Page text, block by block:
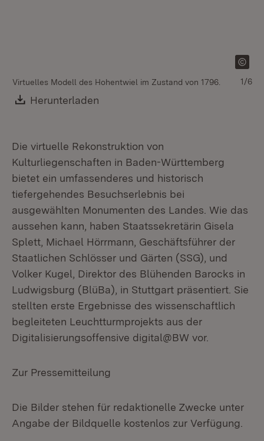
Virtuelles Modell des Hohentwiel im Zustand von 1796.
Download:
Herunterladen
1/6
Die virtuelle Rekonstruktion von
Kulturliegenschaften in Baden-Württemberg
bietet ein umfassenderes und historisch
tiefergehendes Besuchserlebnis bei
ausgewählten Monumenten des Landes. Wie das
aussehen kann, haben Staatssekretärin Gisela
Splett, Michael Hörrmann, Geschäftsführer der
Staatlichen Schlösser und Gärten (SSG), und
Volker Kugel, Direktor des Blühenden Barocks in
Ludwigsburg (BlüBa), in Stuttgart präsentiert. Sie
stellten erste Ergebnisse des wissenschaftlich
begleiteten Leuchtturmprojekts aus der
Digitalisierungsoffensive digital@BW vor.
Zur Pressemitteilung
Die Bilder stehen für redaktionelle Zwecke unter
Angabe der Bildquelle kostenlos zur Verfügung.